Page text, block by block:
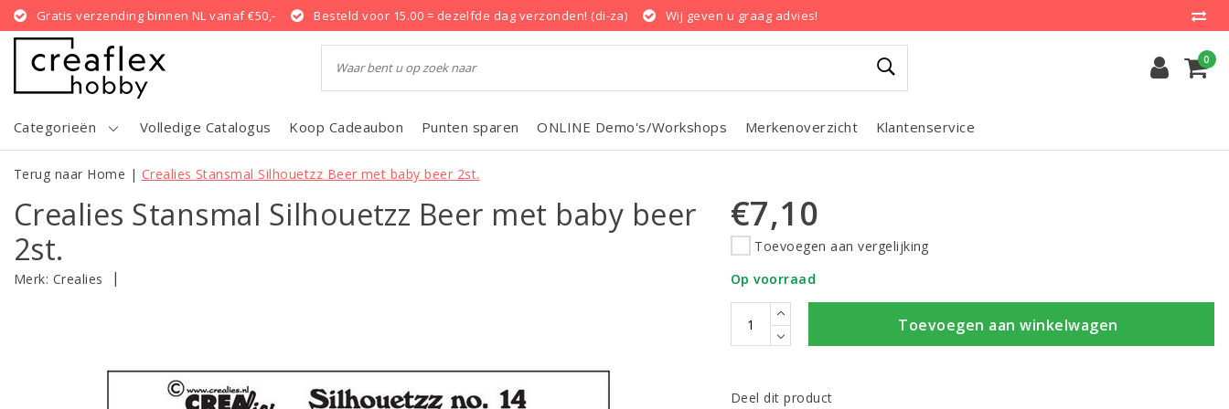
Gratis verzending binnen NL vanaf €50,- Besteld voor 15.00 = dezelfde dag verzonden! (di-za) Wij geven u graag advies!
0
Categorieën Volledige Catalogus Koop Cadeaubon Punten sparen ONLINE Demo's/Workshops Merkenoverzicht Klantenservice
Terug naar Home | Crealies Stansmal Silhouetzz Beer met baby beer 2st.
Crealies Stansmal Silhouetzz Beer met baby beer
2st.
Merk: Crealies |
€7,10
Toevoegen aan vergelijking
Op voorraad
Toevoegen aan winkelwagen
Deel dit product